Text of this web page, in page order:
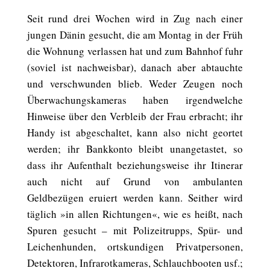
Seit rund drei Wochen wird in Zug nach einer
jungen Dänin gesucht, die am Montag in der Früh
die Wohnung verlassen hat und zum Bahnhof fuhr
(soviel ist nachweisbar), danach aber abtauchte
und verschwunden blieb. Weder Zeugen noch
Überwachungskameras haben irgendwelche
Hinweise über den Verbleib der Frau erbracht; ihr
Handy ist abgeschaltet, kann also nicht geortet
werden; ihr Bankkonto bleibt unangetastet, so
dass ihr Aufenthalt beziehungsweise ihr Itinerar
auch nicht auf Grund von ambulanten
Geldbezügen eruiert werden kann. Seither wird
täglich »in allen Richtungen«, wie es heißt, nach
Spuren gesucht – mit Polizeitrupps, Spür- und
Leichenhunden, ortskundigen Privatpersonen,
Detektoren, Infrarotkameras, Schlauchbooten usf.;